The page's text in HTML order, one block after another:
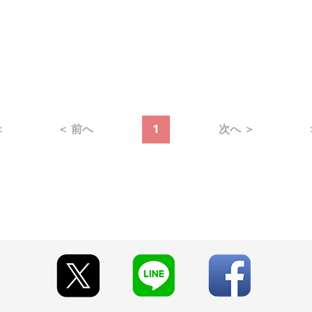
＜ 前へ 1 次へ ＞